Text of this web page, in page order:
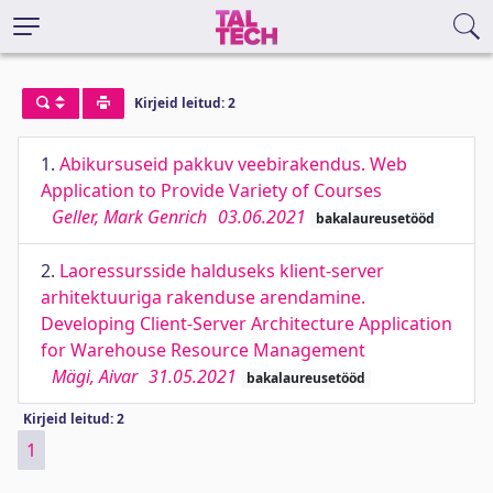
Kirjeid leitud: 2
1. Abikursuseid pakkuv veebirakendus. Web
Application to Provide Variety of Courses
Geller, Mark Genrich 03.06.2021 bakalaureusetööd
2. Laoressursside halduseks klient-server
arhitektuuriga rakenduse arendamine.
Developing Client-Server Architecture Application
for Warehouse Resource Management
Mägi, Aivar 31.05.2021 bakalaureusetööd
Kirjeid leitud: 2
1